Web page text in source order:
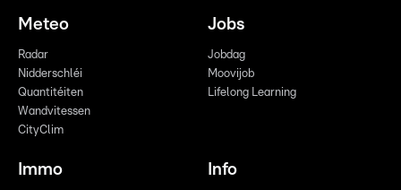
Meteo
Radar
Nidderschléi
Quantitéiten
Wandvitessen
CityClim
Jobs
Jobdag
Moovijob
Lifelong Learning
Immo Info